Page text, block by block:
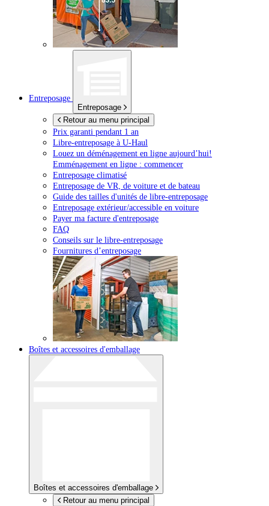
Entreposage
Entreposage
Retour au menu principal
Prix garanti pendant 1 an
Libre-entreposage à U-Haul
Louez un déménagement en ligne aujourd’hui!
Emménagement en ligne : commencer
Entreposage climatisé
Entreposage de VR, de voiture et de bateau
Guide des tailles d'unités de libre-entreposage
Entreposage extérieur/accessible en voiture
Payer ma facture d'entreposage
FAQ
Conseils sur le libre-entreposage
Fournitures d’entreposage
Boîtes et accessoires d'emballage
Boîtes et accessoires d'emballage
Retour au menu principal